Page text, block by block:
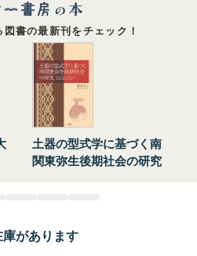
書の最新刊をチェック！
土器の型式学に基づく南
関東弥生後期社会の研究
があります